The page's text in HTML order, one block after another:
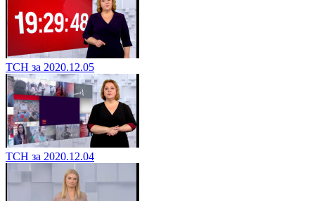
ТСН за 2020.12.05
ТСН за 2020.12.04